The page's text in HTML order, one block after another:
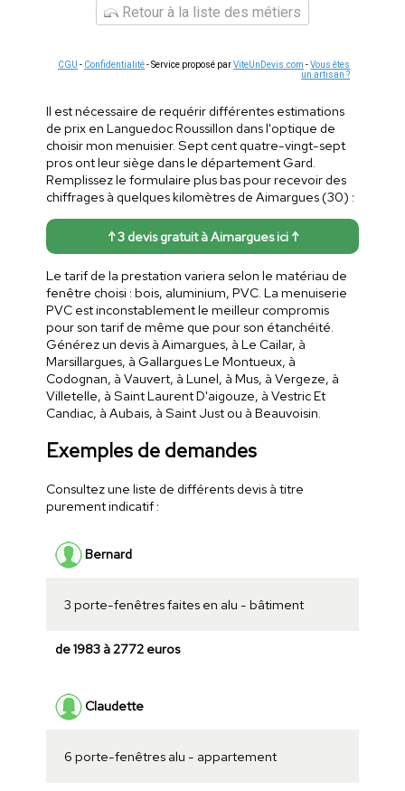
Retour à la liste des métiers
CGU - Confidentialité- Service proposé parViteUnDevis.com -Vous êtes
un artisan ?
Il est nécessaire de requérir différentes estimations
de prix en Languedoc Roussillon dans l'optique de
choisir mon menuisier. Sept cent quatre-vingt-sept
pros ont leur siège dans le département Gard.
Remplissez le formulaire plus bas pour recevoir des
chiffrages à quelques kilomètres de Aimargues (30) :
↑ 3 devis gratuit à Aimargues ici ↑
Le tarif de la prestation variera selon le matériau de
fenêtre choisi : bois, aluminium, PVC. La menuiserie
PVC est inconstablement le meilleur compromis
pour son tarif de même que pour son étanchéité.
Générez un devis à Aimargues, à Le Cailar, à
Marsillargues, à Gallargues Le Montueux, à
Codognan, à Vauvert, à Lunel, à Mus, à Vergeze, à
Villetelle, à Saint Laurent D'aigouze, à Vestric Et
Candiac, à Aubais, à Saint Just ou à Beauvoisin.
Exemples de demandes
Consultez une liste de différents devis à titre
purement indicatif :
Bernard
3 porte-fenêtres faites en alu - bâtiment
de 1983 à 2772 euros
Claudette
6 porte-fenêtres alu - appartement